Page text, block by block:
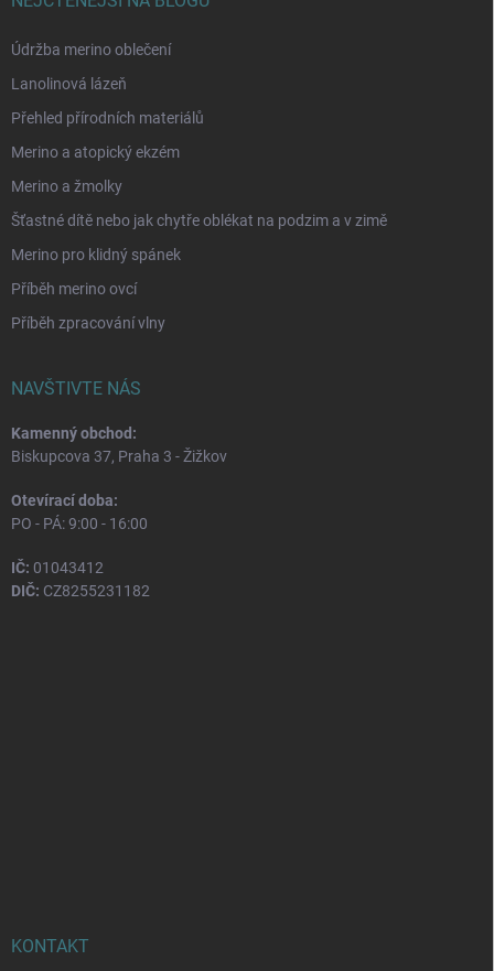
Údržba merino oblečení
Lanolinová lázeň
Přehled přírodních materiálů
Merino a atopický ekzém
Merino a žmolky
Šťastné dítě nebo jak chytře oblékat na podzim a v zimě
Merino pro klidný spánek
Příběh merino ovcí
Příběh zpracování vlny
NAVŠTIVTE NÁS
Kamenný obchod:
Biskupcova 37, Praha 3 - Žižkov
Otevírací doba:
PO - PÁ: 9:00 - 16:00
IČ: 01043412
DIČ: CZ8255231182
KONTAKT